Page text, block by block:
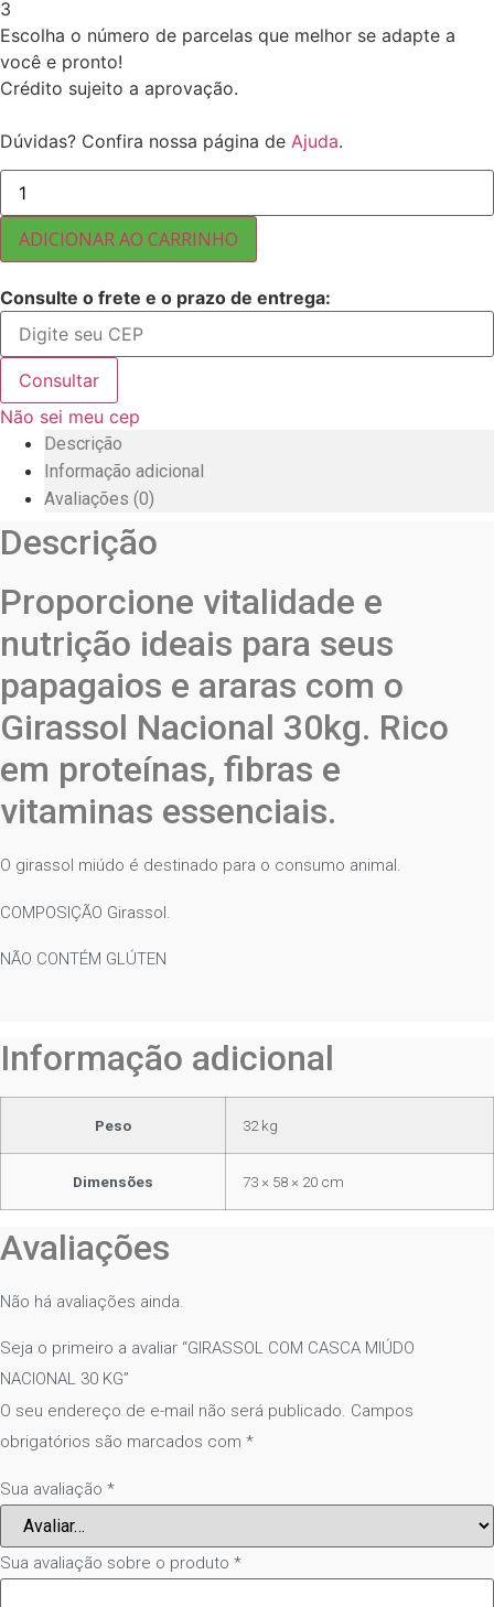
3
Escolha o número de parcelas que melhor se adapte a
você e pronto!
Crédito sujeito a aprovação.
Dúvidas? Confira nossa página de Ajuda.
GIRASSOL
COM
CASCA
MIÚDO
NACIONAL
30
quantidade
ADICIONAR AO CARRINHO
Consulte o frete e o prazo de entrega:
Consultar
Não sei meu cep
Descrição
Informação adicional
Avaliações (0)
Descrição
Proporcione vitalidade e
nutrição ideais para seus
papagaios e araras com o
Girassol Nacional 30kg. Rico
em proteínas, fibras e
vitaminas essenciais.
O girassol miúdo é destinado para o consumo animal.
COMPOSIÇÃO Girassol.
NÃO CONTÉM GLÚTEN
Informação adicional
Peso 32 kg
Dimensões 73 × 58 × 20 cm
Avaliações
Não há avaliações ainda.
Seja o primeiro a avaliar “GIRASSOL COM CASCA MIÚDO
NACIONAL 30 KG”
O seu endereço de e-mail não será publicado. Campos
obrigatórios são marcados com *
Sua avaliação *
Sua avaliação sobre o produto *